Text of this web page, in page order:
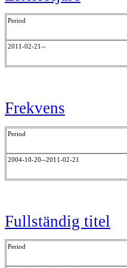
Period
2011-02-21--
Frekvens
Period
2004-10-20--2011-02-21
Fullständig titel
Period